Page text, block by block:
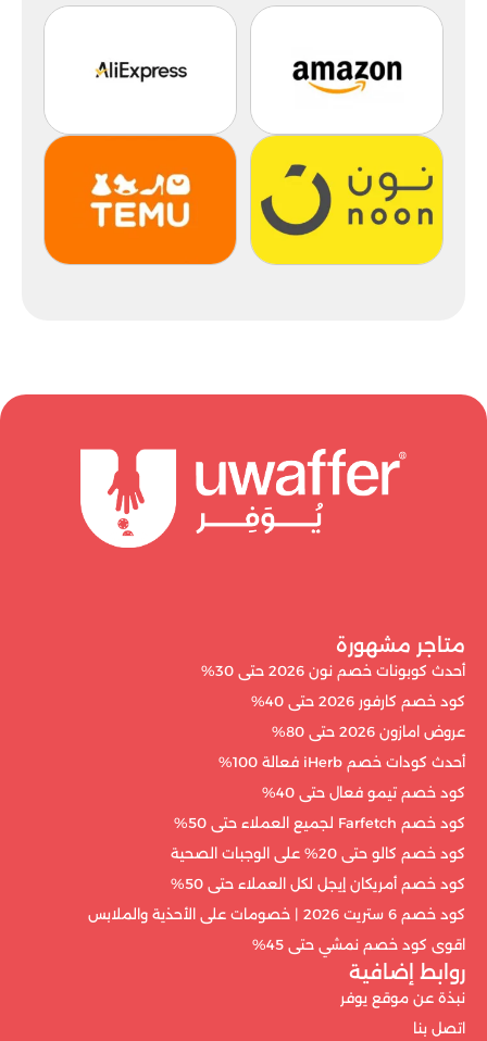
متاجر مشهورة
أحدث كوبونات خصم نون 2026 حتى 30%
كود خصم كارفور 2026 حتى 40%
عروض امازون 2026 حتى 80%
أحدث كودات خصم iHerb فعالة 100%
كود خصم تيمو فعال حتى 40%
كود خصم Farfetch لجميع العملاء حتى 50%
كود خصم كالو حتى 20% على الوجبات الصحية
كود خصم أمريكان إيجل لكل العملاء حتى 50%
كود خصم 6 ستريت 2026 | خصومات على الأحذية والملابس
اقوى كود خصم نمشي حتى 45%
روابط إضافية
نبذة عن موقع يوفر
اتصل بنا